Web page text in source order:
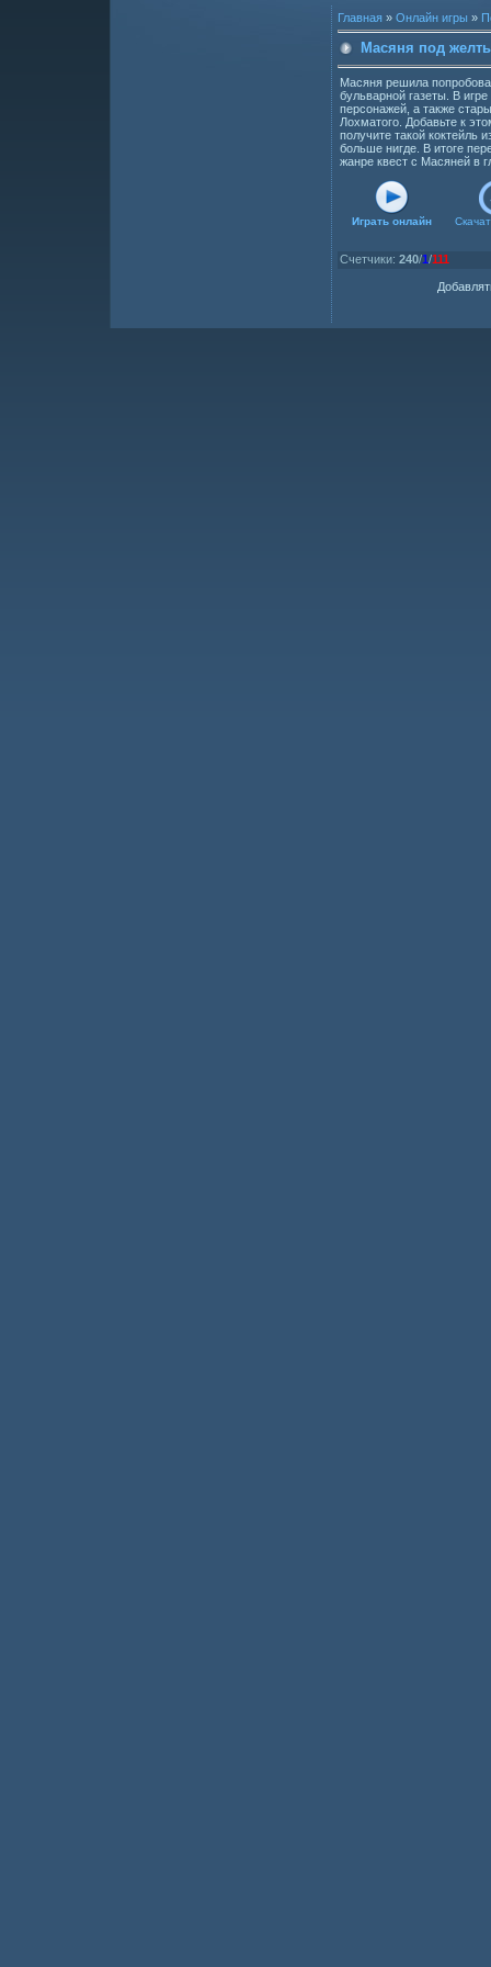
Главная » Онлайн игры »
Масяня под
Масяня решила
бульварной газеты. В
персонажей, а также
Лохматого. Добавьте к
получите такой коктейль
больше нигде. В итоге
жанре квест с Масяней в
Играть онлайн
Счетчики: 240/1 /111